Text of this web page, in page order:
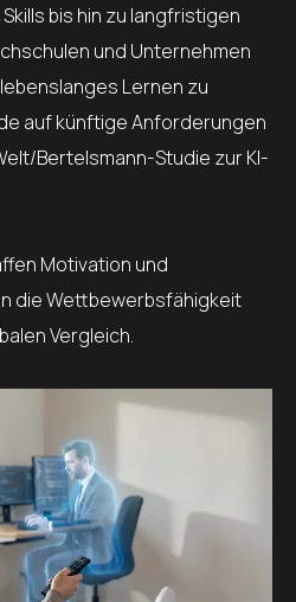
bis hin zu langfristigen
und Unternehmen
Lernen zu
auf künftige Anforderungen
Bertelsmann-Studie zur KI-
Motivation und
die Wettbewerbsfähigkeit
Vergleich.